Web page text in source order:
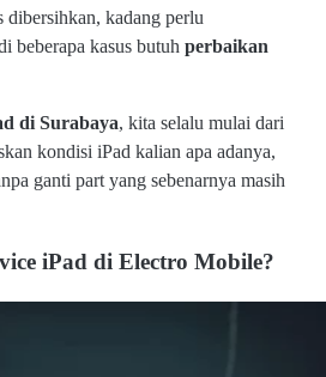
dibersihkan, kadang perlu
beberapa kasus butuh perbaikan
di Surabaya, kita selalu mulai dari
kondisi iPad kalian apa adanya,
ganti part yang sebenarnya masih
iPad di Electro Mobile?